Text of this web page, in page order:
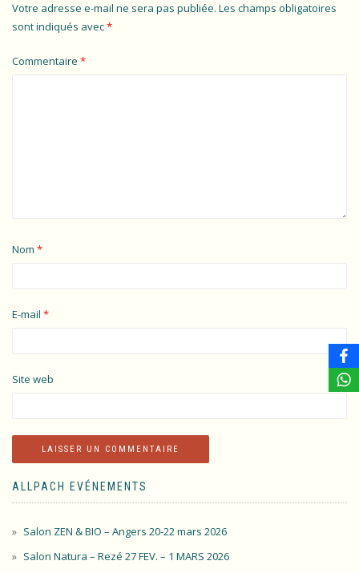
Votre adresse e-mail ne sera pas publiée. Les champs obligatoires
sont indiqués avec*
Commentaire *
Nom *
E-mail *
Site web
ALLPACH EVÉNEMENTS
Salon ZEN & BIO – Angers 20-22 mars 2026
Salon Natura – Rezé 27 FEV. – 1 MARS 2026